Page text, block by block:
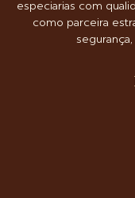
especiarias com
como parceira